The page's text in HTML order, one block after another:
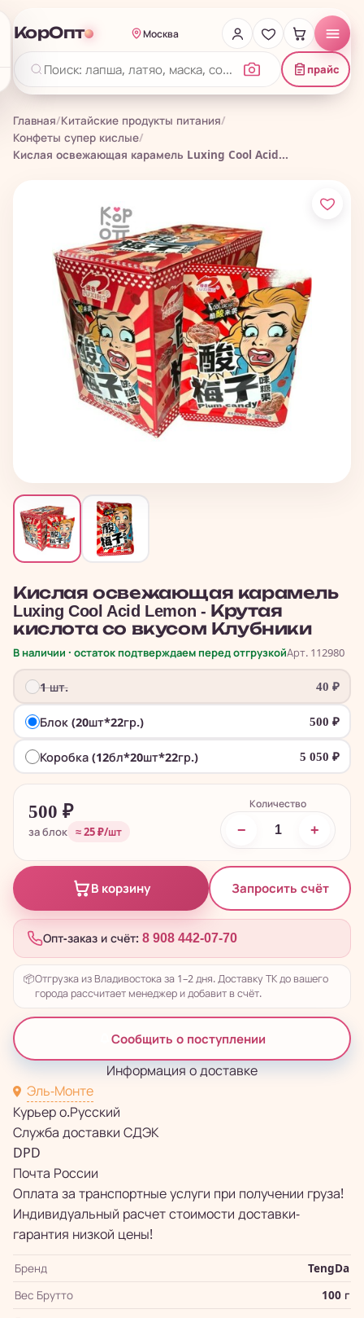
КорОпт Москва
прайс
Главная/Китайские продукты питания/
Конфеты супер кислые/
Кислая освежающая карамель Luxing Cool Acid...
Кислая освежающая карамель
Luxing Cool Acid Lemon - Крутая
кислота со вкусом Клубники
В наличии · остаток подтверждаем перед отгрузкойАрт. 112980
1 шт. 40 ₽
Блок (20шт*22гр.) 500 ₽
Коробка (12бл*20шт*22гр.) 5 050 ₽
500 ₽
за блок ≈ 25 ₽/шт
Количество
− +
В корзину Запросить счёт
Опт-заказ и счёт: 8 908 442-07-70
📦Отгрузка из Владивостока за 1–2 дня. Доставку ТК до вашего
города рассчитает менеджер и добавит в счёт.
Сообщить о поступлении
Информация о доставке
Эль-Монте
Курьер о.Русский
Служба доставки СДЭК
DPD
Почта России
Оплата за транспортные услуги при получении груза!
Индивидуальный расчет стоимости доставки-
гарантия низкой цены!
Бренд
TengDa
Вес Брутто
100 г